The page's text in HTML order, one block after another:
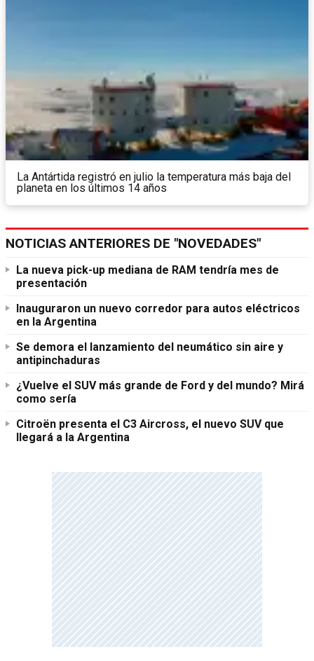
La Antártida registró en julio la temperatura más baja del
planeta en los últimos 14 años
NOTICIAS ANTERIORES DE "NOVEDADES"
La nueva pick-up mediana de RAM tendría mes de
presentación
Inauguraron un nuevo corredor para autos eléctricos
en la Argentina
Se demora el lanzamiento del neumático sin aire y
antipinchaduras
¿Vuelve el SUV más grande de Ford y del mundo? Mirá
como sería
Citroën presenta el C3 Aircross, el nuevo SUV que
llegará a la Argentina